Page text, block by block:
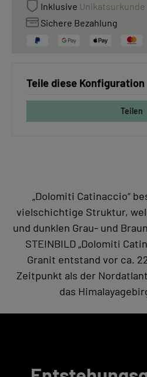
Inklusive Unikatsurkunde
Sichere Bezahlung
Teile diese Konfiguration
Teilen
„Dolomiti Catinaccio“
vielschichtige Struktur,
und dunklen Grau- und
STEINBILD „Dolomiti
Granit entstand vor ca.
Zeitpunkt als der
das